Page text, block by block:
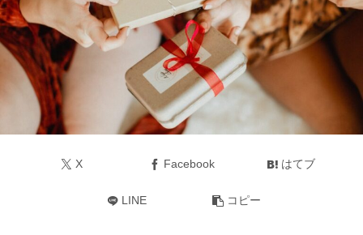
X Facebook はてブ
LINE コピー